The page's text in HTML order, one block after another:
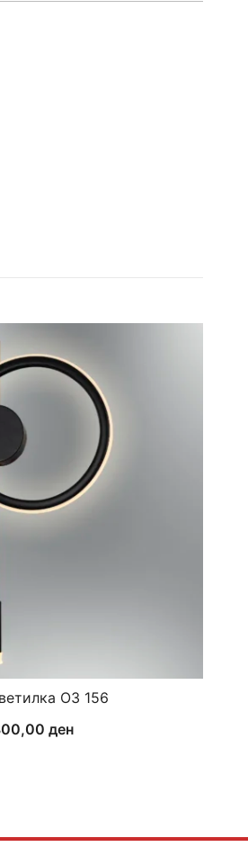
ОЗ 156
ден